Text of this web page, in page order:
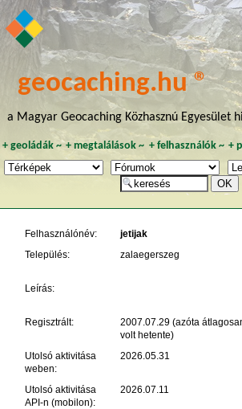
geocaching.hu ®
a Magyar Geocaching Közhasznú Egyesület
+ geoládák~ +megtalálások ~ + felhasználók~ +
Felhasználónév:
jetijak
Település:
zalaegerszeg
Leírás:
Regisztrált:
2007.07.29 (azóta
volt hetente)
Utolsó aktivitása
weben:
2026.05.31
Utolsó aktivitása
API-n (mobilon):
2026.07.11